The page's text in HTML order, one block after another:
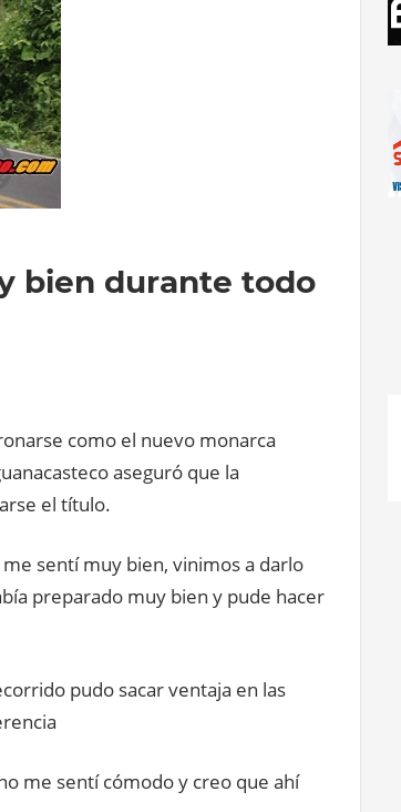
bien durante todo
como el nuevo monarca
aseguró que la
el título.
sentí muy bien, vinimos a darlo
preparado muy bien y pude hacer
pudo sacar ventaja en las
me sentí cómodo y creo que ahí